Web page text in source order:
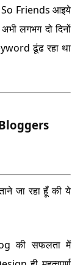
So Friends आइये
लगभग दो दिनों
ढूंढ रहा था
जा रहा हूँ की ये
की सफलता में